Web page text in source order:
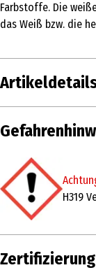
Farbstoffe. Die
das Weiß bzw. die
Inhalt
Zertifizierung
Produkteigenschaft
Inhaltsstoffe
H319
Zertifizierung